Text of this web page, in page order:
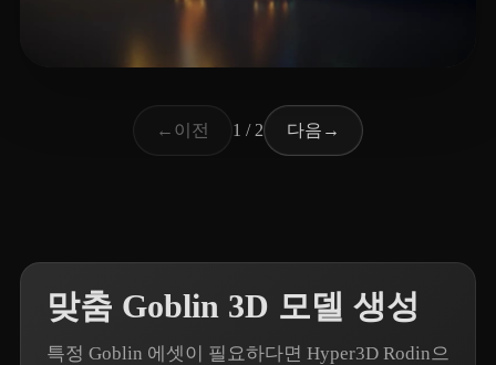
← 이전 1 / 2 다음 →
맞춤 Goblin 3D 모델 생성
특정 Goblin 에셋이 필요하다면 Hyper3D Rodin으